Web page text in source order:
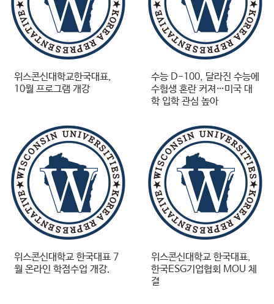
위스콘신대학교한국대표,
10월 프로그램 개강
수능 D-100, 달라진 수능에
수험생 혼란 커져…미국 대
학 입학 관심 높아
위스콘신대학교 한국대표 7
월 온라인 학점수업 개강.
위스콘신대학교 한국대표,
한국ESG기업협회 MOU 체
결